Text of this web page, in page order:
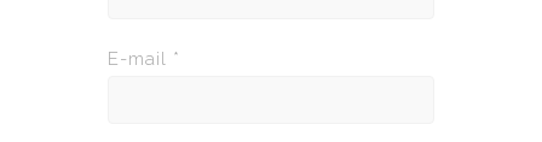
E-mail *